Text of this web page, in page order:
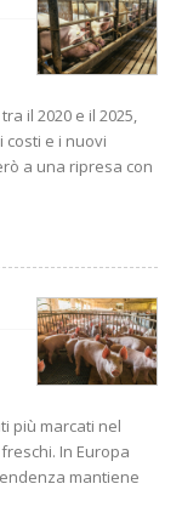
il 2020 e il 2025,
costi e i nuovi
a una ripresa con
più marcati nel
In Europa
mantiene